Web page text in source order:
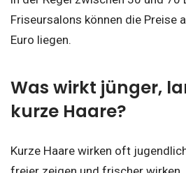
Friseursalons können die Preise
Euro liegen.
Was wirkt jünger,
kurze Haare?
Kurze Haare wirken oft